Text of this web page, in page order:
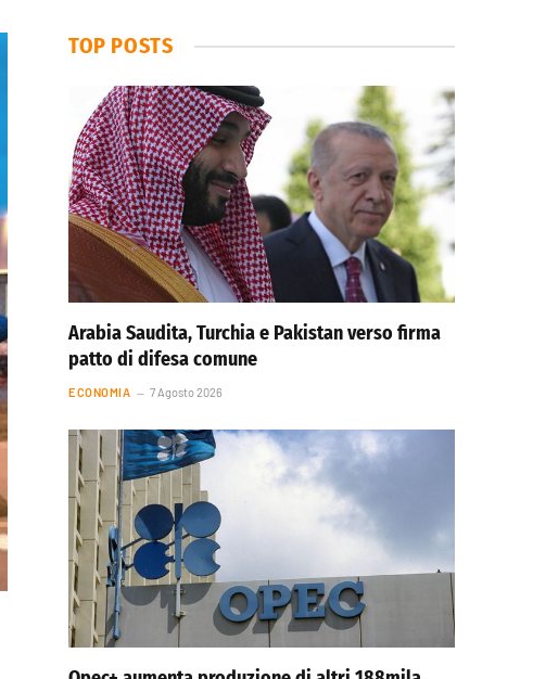
TOP POSTS
Arabia Saudita, Turchia e Pakistan verso firma
patto di difesa comune
ECONOMIA 7 Agosto 2026